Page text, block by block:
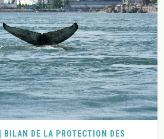
BILAN DE LA PROTECTION DES